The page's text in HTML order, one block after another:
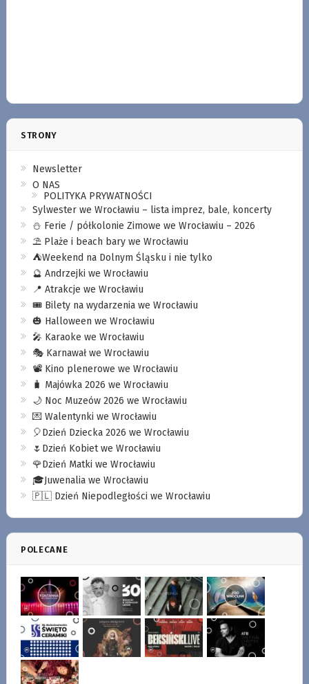
STRONY
Newsletter
O NAS
POLITYKA PRYWATNOŚCI
Sylwester we Wrocławiu – lista imprez, bale, koncerty
⛄️ Ferie / półkolonie Zimowe we Wrocławiu – 2026
⛱️ Plaże i beach bary we Wrocławiu
⛺️Weekend na Dolnym Śląsku i nie tylko
🔮 Andrzejki we Wrocławiu
📍 Atrakcje we Wrocławiu
🎟️ Bilety na wydarzenia we Wrocławiu
🎃 Halloween we Wrocławiu
🎤 Karaoke we Wrocławiu
🎭 Karnawał we Wrocławiu
📽️ Kino plenerowe we Wrocławiu
🧳 Majówka 2026 we Wrocławiu
🌙 Noc Muzeów 2026 we Wrocławiu
💌 Walentynki we Wrocławiu
🎈Dzień Dziecka 2026 we Wrocławiu
🌷Dzień Kobiet we Wrocławiu
🌹Dzień Matki we Wrocławiu
🎓Juwenalia we Wrocławiu
🇵🇱 Dzień Niepodległości we Wrocławiu
POLECANE